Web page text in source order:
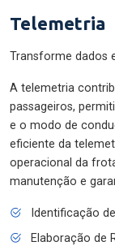
Telemetria
Transforme dados
A telemetria
passageiros,
e o modo de
eficiente da
operacional da
manutenção e
Identificação
Elaboração de